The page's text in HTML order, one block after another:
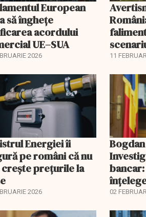
European
să înghețe
acordului
UE–SUA
2026 11
Energiei îi
pe români că nu
preţurile la
2026
ROBOR
02